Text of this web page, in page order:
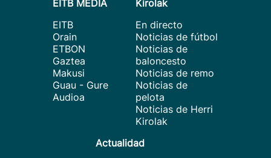
EITB MEDIA
EITB
Orain
ETBON
Gaztea
Makusi
Guau - Gure
Audioa
Kirolak
En directo
Noticias de fútbol
Noticias de
baloncesto
Noticias de remo
Noticias de
pelota
Noticias de Herri
Kirolak
Actualidad